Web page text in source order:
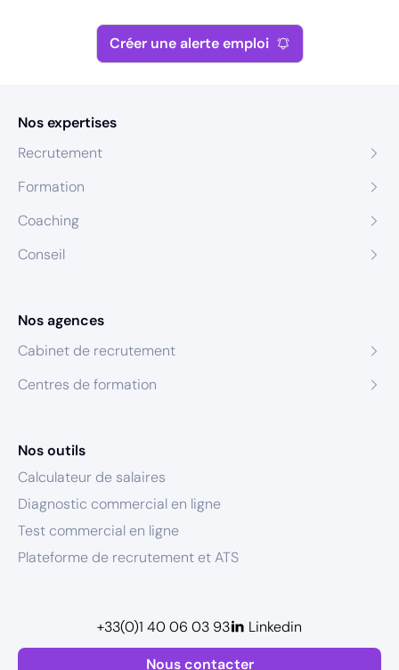
Créer une alerte emploi
Nos expertises
Recrutement
Formation
Coaching
Conseil
Nos agences
Cabinet de recrutement
Centres de formation
Nos outils
Calculateur de salaires
Diagnostic commercial en ligne
Test commercial en ligne
Plateforme de recrutement et ATS
Nous contacter
+33(0)1 40 06 03 93 Linkedin